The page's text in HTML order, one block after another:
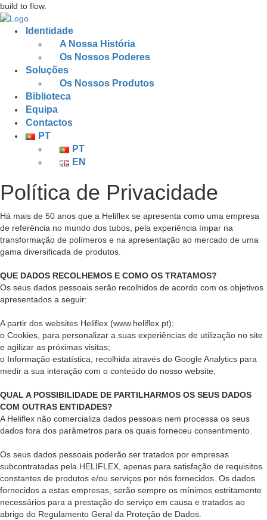
build to flow.
Identidade
A Nossa História
Os Nossos Poderes
Soluções
Os Nossos Produtos
Biblioteca
Equipa
Contactos
PT
PT
EN
Política de Privacidade
Há mais de 50 anos que a Heliflex se apresenta como uma empresa
de referência no mundo dos tubos, pela experiência ímpar na
transformação de polímeros e na apresentação ao mercado de uma
gama diversificada de produtos.
QUE DADOS RECOLHEMOS E COMO OS TRATAMOS?
Os seus dados pessoais serão recolhidos de acordo com os objetivos
apresentados a seguir:
A partir dos websites Heliflex (www.heliflex.pt);
o Cookies, para personalizar a suas experiências de utilização no site
e agilizar as próximas visitas;
o Informação estatística, recolhida através do Google Analytics para
medir a sua interação com o conteúdo do nosso website;
QUAL A POSSIBILIDADE DE PARTILHARMOS OS SEUS DADOS
COM OUTRAS ENTIDADES?
A Heliflex não comercializa dados pessoais nem processa os seus
dados fora dos parâmetros para os quais forneceu consentimento.
Os seus dados pessoais poderão ser tratados por empresas
subcontratadas pela HELIFLEX, apenas para satisfação de requisitos
constantes de produtos e/ou serviços por nós fornecidos. Os dados
fornecidos a estas empresas, serão sempre os mínimos estritamente
necessários para a prestação do serviço em causa e tratados ao
abrigo do Regulamento Geral da Proteção de Dados.